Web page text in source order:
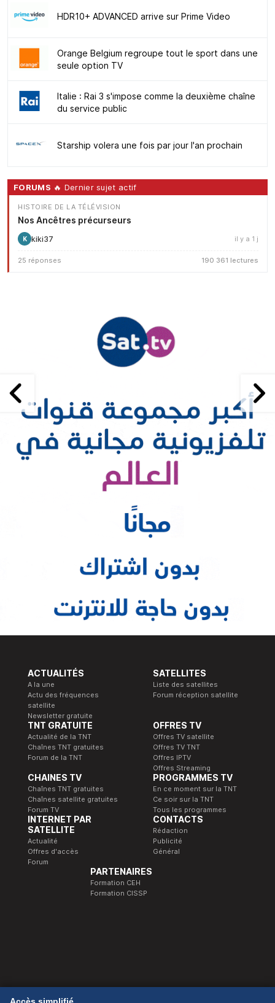
HDR10+ ADVANCED arrive sur Prime Video
Orange Belgium regroupe tout le sport dans une
seule option TV
Italie : Rai 3 s'impose comme la deuxième chaîne
du service public
Starship volera une fois par jour l'an prochain
FORUMS 🔥 Dernier sujet actif
HISTOIRE DE LA TÉLÉVISION
Nos Ancêtres précurseurs
K kiki37 il y a 1 j
25 réponses 190 361 lectures
ACTUALITÉS
A la une
Actu des fréquences
satellite
Newsletter gratuite
SATELLITES
Liste des satellites
Forum réception satellite
TNT GRATUITE
Actualité de la TNT
Chaînes TNT gratuites
Forum de la TNT
OFFRES TV
Offres TV satellite
Offres TV TNT
Offres IPTV
Offres Streaming
CHAINES TV
Chaînes TNT gratuites
Chaînes satellite gratuites
Forum TV
PROGRAMMES TV
En ce moment sur la TNT
Ce soir sur la TNT
Tous les programmes
INTERNET PAR
SATELLITE
Actualité
Offres d'accès
Forum
CONTACTS
Rédaction
Publicité
Général
PARTENAIRES
Formation CEH
Formation CISSP
© 1989-2026 Télé Satellite et Numérique.